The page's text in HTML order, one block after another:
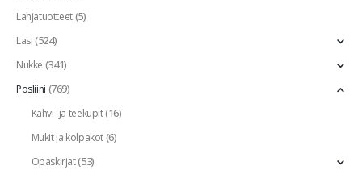
Lahjatuotteet(5)
Lasi(524)
Nukke (341)
Posliini (769)
Kahvi- ja teekupit(16)
Mukit ja kolpakot(6)
Opaskirjat(53)